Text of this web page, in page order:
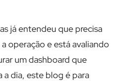
já entendeu que precisa
operação e está avaliando
um dashboard que
dia, este blog é para